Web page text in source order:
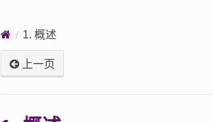
1. 概述
上一页